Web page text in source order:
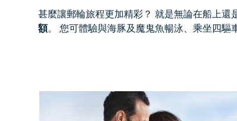
甚麼讓郵輪旅程更加精彩？ 就是無論在船上
額。 您可體驗與海豚及魔鬼魚暢泳、乘坐四驅